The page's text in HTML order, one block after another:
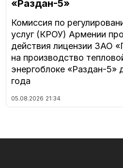
«Раздан-5»
Комиссия по
услуг (КРОУ) Армении
действия лицензии ЗАО
на производство
энергоблоке «Раздан-5»
года
05.08.2026 21:34